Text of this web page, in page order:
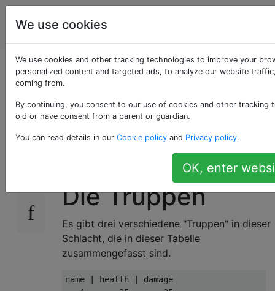
Programmierrätsel
& Code Golf
Kampf der
Buchstaben
Ihre Aufgabe ist einfach: Sagen Sie mir, wer
den Kampf der Buchstaben gewinnt.
Die Truppen
Es gibt drei verschiedene "Truppen" in dieser
Schlacht, die in dieser Tabelle
zusammengefasst sind.
name | health | damage
We use cookies
We use cookies and other tracking technologies to improve your
personalized content and targeted ads, to analyze our website
coming from.
By continuing, you consent to our use of cookies and other tracking
old or have consent from a parent or guardian.
You can read details in our Cookie policy and Privacy policy.
OK, enter